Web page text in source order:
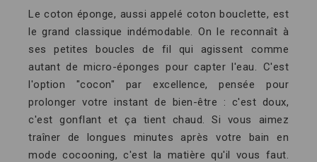
Le coton éponge, aussi appelé coton bouclette, est
le grand classique indémodable. On le reconnaît à
ses petites boucles de fil qui agissent comme
autant de micro-éponges pour capter l'eau. C'est
l'option "cocon" par excellence, pensée pour
prolonger votre instant de bien-être : c'est doux,
c'est gonflant et ça tient chaud. Si vous aimez
traîner de longues minutes après votre bain en
mode cocooning, c'est la matière qu'il vous faut.